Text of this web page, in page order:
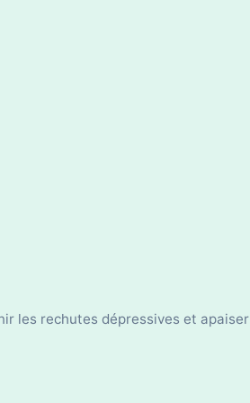
les rechutes dépressives et apaiser